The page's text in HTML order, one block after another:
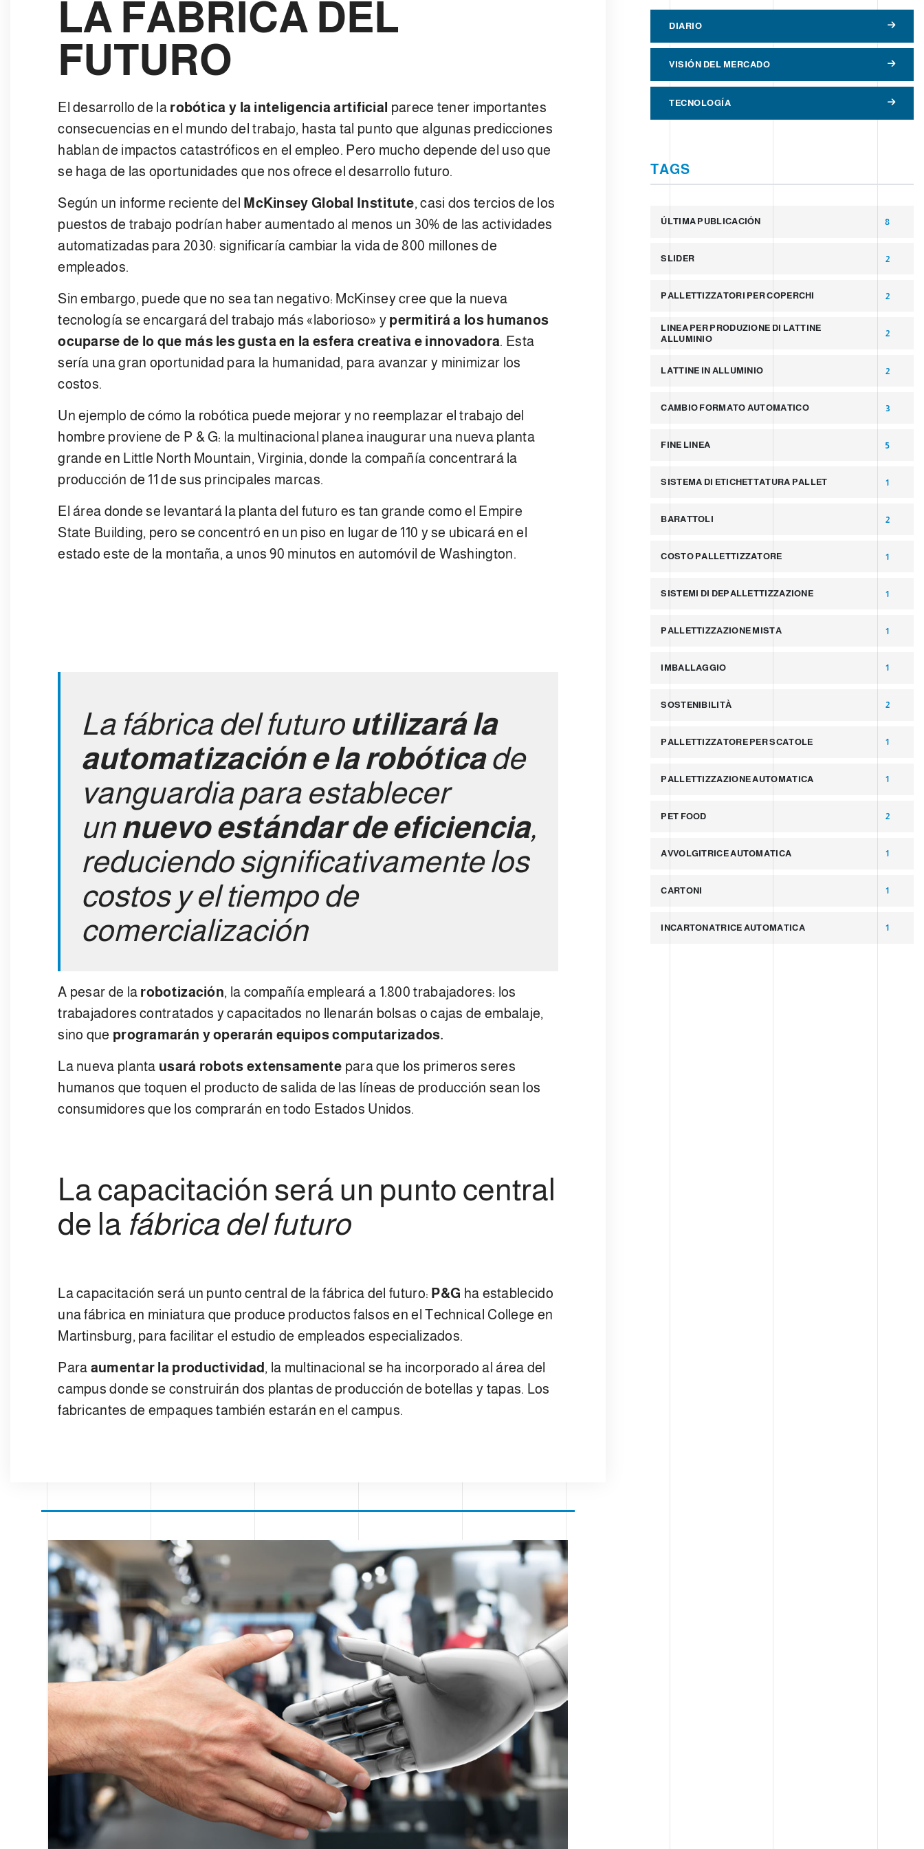
LA FÁBRICA DEL
FUTURO
El desarrollo de la robótica y la inteligencia artificial parece tener importantes
consecuencias en el mundo del trabajo, hasta tal punto que algunas predicciones
hablan de impactos catastróficos en el empleo. Pero mucho depende del uso que
se haga de las oportunidades que nos ofrece el desarrollo futuro.
Según un informe reciente del McKinsey Global Institute, casi dos tercios de los
puestos de trabajo podrían haber aumentado al menos un 30% de las actividades
automatizadas para 2030: significaría cambiar la vida de 800 millones de
empleados.
Sin embargo, puede que no sea tan negativo: McKinsey cree que la nueva
tecnología se encargará del trabajo más «laborioso» y permitirá a los humanos
ocuparse de lo que más les gusta en la esfera creativa e innovadora. Esta
sería una gran oportunidad para la humanidad, para avanzar y minimizar los
costos.
Un ejemplo de cómo la robótica puede mejorar y no reemplazar el trabajo del
hombre proviene de P & G: la multinacional planea inaugurar una nueva planta
grande en Little North Mountain, Virginia, donde la compañía concentrará la
producción de 11 de sus principales marcas.
El área donde se levantará la planta del futuro es tan grande como el Empire
State Building, pero se concentró en un piso en lugar de 110 y se ubicará en el
estado este de la montaña, a unos 90 minutos en automóvil de Washington.
La fábrica del futuro utilizará la
automatización e la robóticade
vanguardia para establecer
un nuevo estándar de eficiencia,
reduciendo significativamente los
costos y el tiempo de
comercialización
A pesar de la robotización, la compañía empleará a 1.800 trabajadores: los
trabajadores contratados y capacitados no llenarán bolsas o cajas de embalaje,
sino que programarán y operarán equipos computarizados.
La nueva planta usará robots extensamente para que los primeros seres
humanos que toquen el producto de salida de las líneas de producción sean los
consumidores que los comprarán en todo Estados Unidos.
La capacitación será un punto central
de la fábrica del futuro
La capacitación será un punto central de la fábrica del futuro: P&G ha establecido
una fábrica en miniatura que produce productos falsos en el Technical College en
Martinsburg, para facilitar el estudio de empleados especializados.
Para aumentar la productividad , la multinacional se ha incorporado al área del
campus donde se construirán dos plantas de producción de botellas y tapas. Los
fabricantes de empaques también estarán en el campus.
DIARIO
VISIÓN DEL MERCADO
TECNOLOGÍA
TAGS
ÚLTIMA PUBLICACIÓN 8
SLIDER 2
PALLETTIZZATORI PER COPERCHI 2
LINEA PER PRODUZIONE DI LATTINE
ALLUMINIO
2
LATTINE IN ALLUMINIO 2
CAMBIO FORMATO AUTOMATICO 3
FINE LINEA 5
SISTEMA DI ETICHETTATURA PALLET 1
BARATTOLI 2
COSTO PALLETTIZZATORE 1
SISTEMI DI DEPALLETTIZZAZIONE 1
PALLETTIZZAZIONE MISTA 1
IMBALLAGGIO 1
SOSTENIBILITÀ 2
PALLETTIZZATORE PER SCATOLE 1
PALLETTIZZAZIONE AUTOMATICA 1
PET FOOD 2
AVVOLGITRICE AUTOMATICA 1
CARTONI 1
INCARTONATRICE AUTOMATICA 1